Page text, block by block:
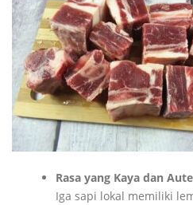
Rasa yang Kaya dan
Iga sapi lokal memiliki